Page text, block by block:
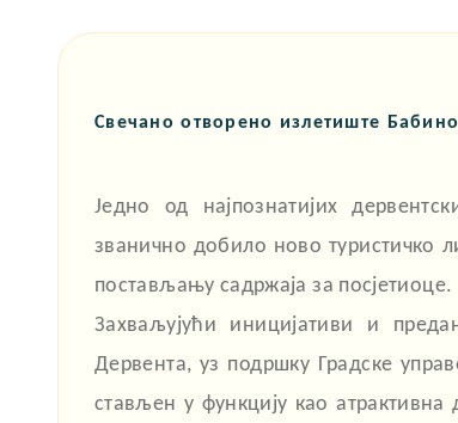
Свечано отворено излетиште
Једно од најпознатијих
званично добило ново туристичко
постављању садржаја за посјетиоце.
Захваљујући иницијативи и
Дервента, уз подршку Градске
стављен у функцију као